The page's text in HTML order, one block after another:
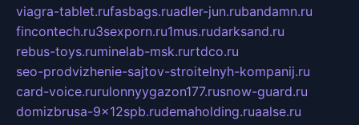
viagra-tablet.rufasbags.ruadler-jun.rubandamn.ru
fincontech.ru3sexporn.ru1mus.rudarksand.ru
rebus-toys.ruminelab-msk.rurtdco.ru
seo-prodvizhenie-sajtov-stroitelnyh-kompanij.ru
card-voice.rurulonnyygazon177.rusnow-guard.ru
domizbrusa-9x12spb.rudemaholding.ruaalse.ru